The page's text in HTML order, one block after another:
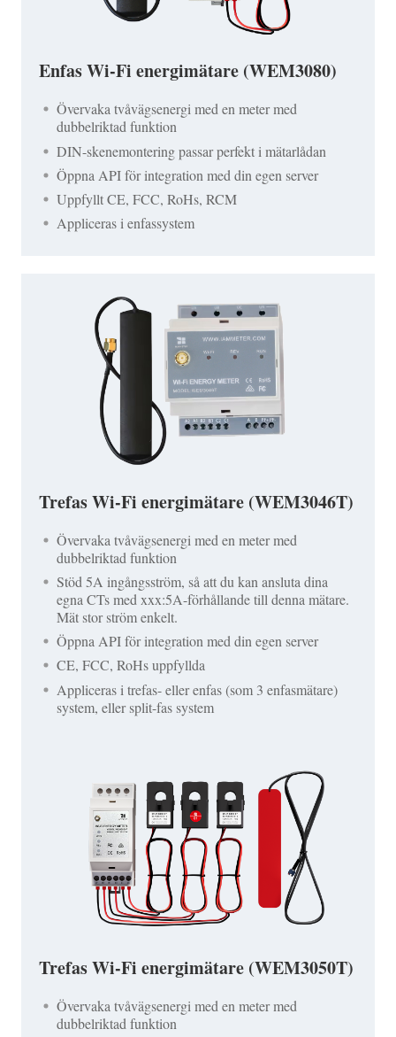
Enfas Wi-Fi energimätare (WEM3080)
Övervaka tvåvägsenergi med en meter med
dubbelriktad funktion
DIN-skenemontering passar perfekt i mätarlådan
Öppna API för integration med din egen server
Uppfyllt CE, FCC, RoHs, RCM
Appliceras i enfassystem
Trefas Wi-Fi energimätare (WEM3046T)
Övervaka tvåvägsenergi med en meter med
dubbelriktad funktion
Stöd 5A ingångsström, så att du kan ansluta dina
egna CTs med xxx:5A-förhållande till denna mätare.
Mät stor ström enkelt.
Öppna API för integration med din egen server
CE, FCC, RoHs uppfyllda
Appliceras i trefas- eller enfas (som 3 enfasmätare)
system, eller split-fas system
Trefas Wi-Fi energimätare (WEM3050T)
Övervaka tvåvägsenergi med en meter med
dubbelriktad funktion